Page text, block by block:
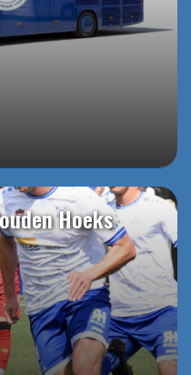
Hoeks